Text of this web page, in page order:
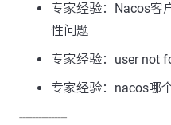
专家经验：Nacos客
性问题
专家经验：user not
专家经验：nacos哪
---------------